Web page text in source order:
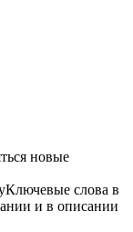
новые
Ключевые слова в
и в описании